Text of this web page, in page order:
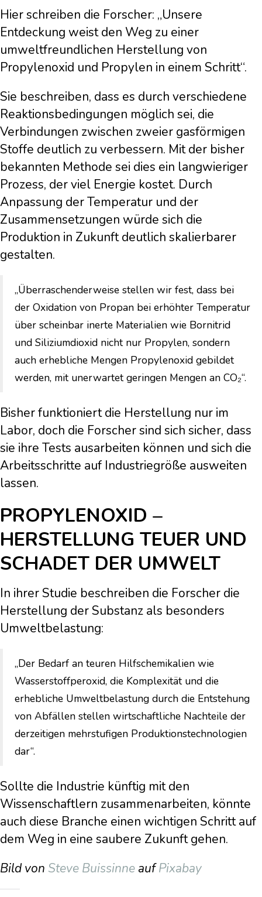
Hier schreiben die Forscher: „Unsere
Entdeckung weist den Weg zu einer
umweltfreundlichen Herstellung von
Propylenoxid und Propylen in einem Schritt“.
Sie beschreiben, dass es durch verschiedene
Reaktionsbedingungen möglich sei, die
Verbindungen zwischen zweier gasförmigen
Stoffe deutlich zu verbessern. Mit der bisher
bekannten Methode sei dies ein langwieriger
Prozess, der viel Energie kostet. Durch
Anpassung der Temperatur und der
Zusammensetzungen würde sich die
Produktion in Zukunft deutlich skalierbarer
gestalten.
„Überraschenderweise stellen wir fest, dass bei
der Oxidation von Propan bei erhöhter Temperatur
über scheinbar inerte Materialien wie Bornitrid
und Siliziumdioxid nicht nur Propylen, sondern
auch erhebliche Mengen Propylenoxid gebildet
werden, mit unerwartet geringen Mengen an CO₂“.
Bisher funktioniert die Herstellung nur im
Labor, doch die Forscher sind sich sicher, dass
sie ihre Tests ausarbeiten können und sich die
Arbeitsschritte auf Industriegröße ausweiten
lassen.
PROPYLENOXID –
HERSTELLUNG TEUER UND
SCHADET DER UMWELT
In ihrer Studie beschreiben die Forscher die
Herstellung der Substanz als besonders
Umweltbelastung:
„Der Bedarf an teuren Hilfschemikalien wie
Wasserstoffperoxid, die Komplexität und die
erhebliche Umweltbelastung durch die Entstehung
von Abfällen stellen wirtschaftliche Nachteile der
derzeitigen mehrstufigen Produktionstechnologien
dar“.
Sollte die Industrie künftig mit den
Wissenschaftlern zusammenarbeiten, könnte
auch diese Branche einen wichtigen Schritt auf
dem Weg in eine saubere Zukunft gehen.
Bild von Steve Buissinne aufPixabay